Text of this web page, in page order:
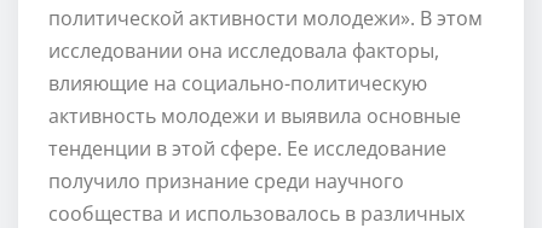
политической активности молодежи». В этом
исследовании она исследовала факторы,
влияющие на социально-политическую
активность молодежи и выявила основные
тенденции в этой сфере. Ее исследование
получило признание среди научного
сообщества и использовалось в различных